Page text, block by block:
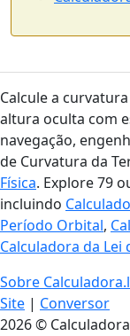
Calcule a
altura oculta com
navegação,
de Curvatura da
Física. Explore 79
incluindo
Período Orbital,
Calculadora da Lei
Sobre
Site | Conversor
2026 ©